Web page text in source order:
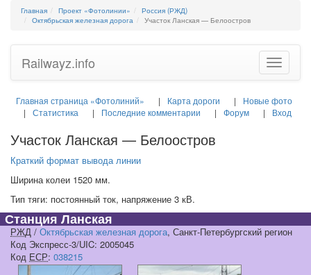
Главная Проект «Фотолинии»
Россия (РЖД)
Октябрьская железная дорога
Участок Ланская — Белоостров
Toggle
Railwayz.info
Главная страница «Фотолиний» Карта дороги
Новые фото
Статистика
Последние комментарии Форум Вход
Участок Ланская — Белоостров
Краткий формат вывода линии
Ширина колеи 1520 мм.
Тип тяги: постоянный ток, напряжение 3 кВ.
Станция Ланская
РЖД / Октябрьская железная дорога, Санкт-Петербургский регион
Код Экспресс-3/UIC: 2005045
Код ЕСР: 038215